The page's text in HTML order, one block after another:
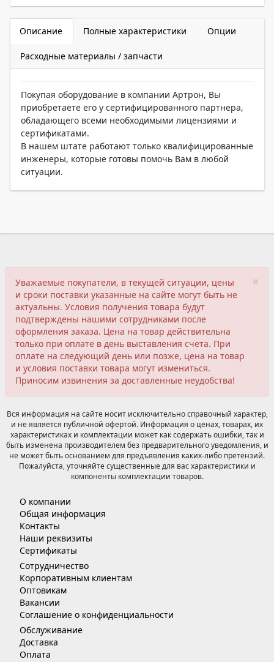
Описание Полные характеристики Опции
Расходные материалы / запчасти
Покупая оборудование в компании Артрон, Вы
приобретаете его у сертифицированного партнера,
обладающего всеми необходимыми лицензиями и
сертификатами.
В нашем штате работают только квалифицированные
инженеры, которые готовы помочь Вам в любой
ситуации.
×
Уважаемые покупатели, в текущей ситуации, цены
и сроки поставки указанные на сайте могут быть не
актуальны. Условия получения товара будут
подтверждены нашими сотрудниками после
оформления заказа. Цена на товар действительна
только при оплате в день выставления счета. При
оплате на следующий день или позже, цена на товар
и условия поставки товара могут измениться.
Приносим извинения за доставленные неудобства!
Вся информация на сайте носит исключительно справочный характер,
и не является публичной офертой. Информация о ценах, товарах, их
характеристиках и комплектации может как содержать ошибки, так и
быть изменена производителем без предварительного уведомления, и
не может быть основанием для предъявления каких-либо претензий.
Пожалуйста, уточняйте существенные для вас характеристики и
компоненты комплектации товаров.
О компании
Общая информация
Контакты
Наши реквизиты
Сертификаты
Сотрудничество
Корпоративным клиентам
Оптовикам
Вакансии
Соглашение о конфиденциальности
Обслуживание
Доставка
Оплата